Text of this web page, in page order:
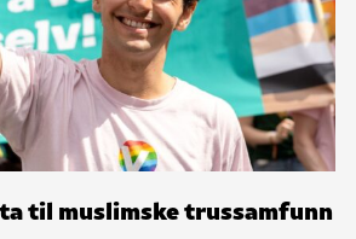
til muslimske trussamfunn